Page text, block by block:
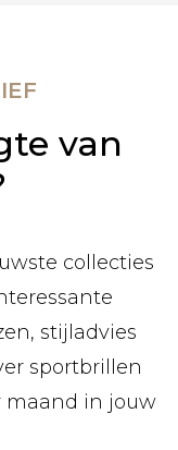
van
collecties
stijladvies
sportbrillen
maand in jouw